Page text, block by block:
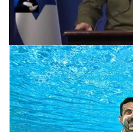
Следующее видео через 5